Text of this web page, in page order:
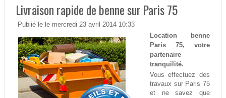
Livraison rapide de benne sur Paris 75
Publié le le mercredi 23 avril 2014 10:33
Location benne
Paris 75, votre
partenaire
tranquilité.
Vous effectuez des
travaux sur Paris 75
et ne savez que